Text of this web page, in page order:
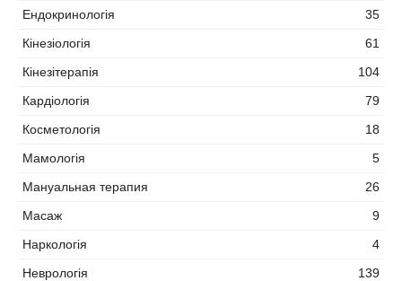
Ендокринологія
35
Кінезіологія
61
Кінезітерапія
104
Кардіологія
79
Косметологія
18
Мамологія
5
Мануальная терапия
26
Масаж
9
Наркологія
4
Неврологія
139